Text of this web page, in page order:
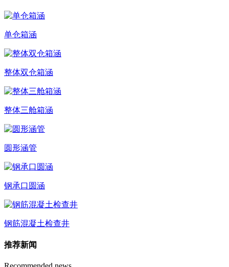
单仓箱涵
整体双仓箱涵
整体三舱箱涵
圆形涵管
钢承口圆涵
钢筋混凝土检查井
推荐新闻